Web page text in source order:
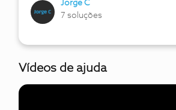
Jorge C
7 soluções
Vídeos de ajuda